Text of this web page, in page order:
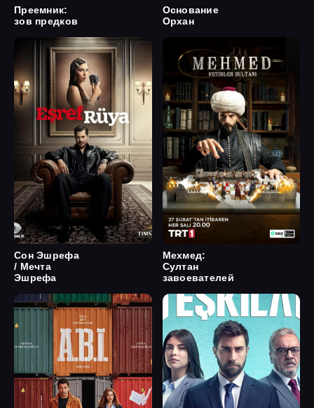
Преемник:
зов предков
Основание
Орхан
Сон Эшрефа
/ Мечта
Эшрефа
Мехмед:
Султан
завоевателей